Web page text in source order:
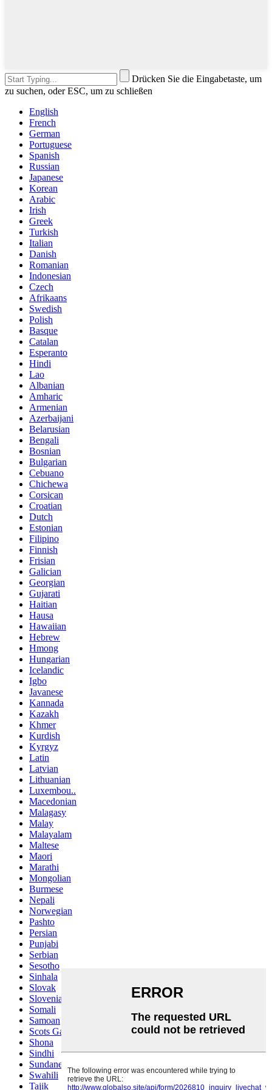
Drücken Sie die Eingabetaste, um
zu suchen, oder ESC, um zu schließen
English
French
German
Portuguese
Spanish
Russian
Japanese
Korean
Arabic
Irish
Greek
Turkish
Italian
Danish
Romanian
Indonesian
Czech
Afrikaans
Swedish
Polish
Basque
Catalan
Esperanto
Hindi
Lao
Albanian
Amharic
Armenian
Azerbaijani
Belarusian
Bengali
Bosnian
Bulgarian
Cebuano
Chichewa
Corsican
Croatian
Dutch
Estonian
Filipino
Finnish
Frisian
Galician
Georgian
Gujarati
Haitian
Hausa
Hawaiian
Hebrew
Hmong
Hungarian
Icelandic
Igbo
Javanese
Kannada
Kazakh
Khmer
Kurdish
Kyrgyz
Latin
Latvian
Lithuanian
Luxembou..
Macedonian
Malagasy
Malay
Malayalam
Maltese
Maori
Marathi
Mongolian
Burmese
Nepali
Norwegian
Pashto
Persian
Punjabi
Serbian
Sesotho
Sinhala
Slovak
Slovenian
Somali
Samoan
Scots Gaelic
Shona
Sindhi
Sundanese
Swahili
Tajik